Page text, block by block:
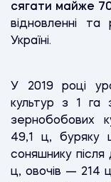
сягати майже
відновленні
Україні.
У 2019 році
культур з 1 га
зернобобових
49,1 ц, буряку
соняшнику
ц, овочів — 214